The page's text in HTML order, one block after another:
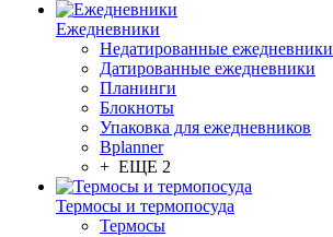
Ежедневники
Недатированные ежедневники
Датированные ежедневники
Планинги
Блокноты
Упаковка для ежедневников
Bplanner
+ ЕЩЕ 2
Термосы и термопосуда
Термосы